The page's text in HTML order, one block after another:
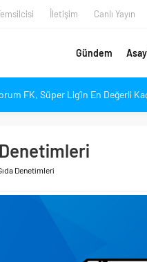
İletişim Canlı Yayın
Gündem
FK, Süper Lig’in En Değerli
Kanatlar’dan Kadınlara Çağrı
FK’de İki İsim Gündemde, Bir
ve Ayçiçeği Tarlalarında Verim
Emzirme Farkındalığı Etkinliği
Denetimleri
Denetimleri